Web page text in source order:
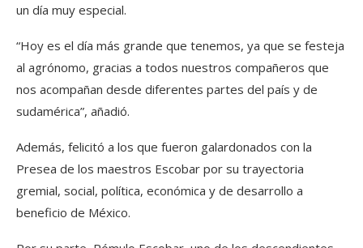
un día muy especial.
“Hoy es el día más grande que tenemos, ya que se festeja
al agrónomo, gracias a todos nuestros compañeros que
nos acompañan desde diferentes partes del país y de
sudamérica”, añadió.
Además, felicitó a los que fueron galardonados con la
Presea de los maestros Escobar por su trayectoria
gremial, social, política, económica y de desarrollo a
beneficio de México.